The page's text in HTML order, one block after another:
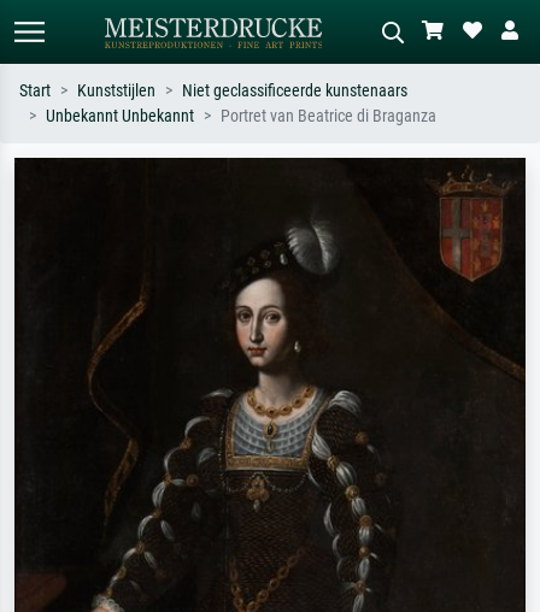
Beschrijf de scène – bijv. groene
weide, abstract met veel rood, donker
olieverfschilderij, staand naakt naast
Start Kunststijlen
Niet geclassificeerde kunstenaars
Unbekannt Unbekannt
Portret van Beatrice di Braganza